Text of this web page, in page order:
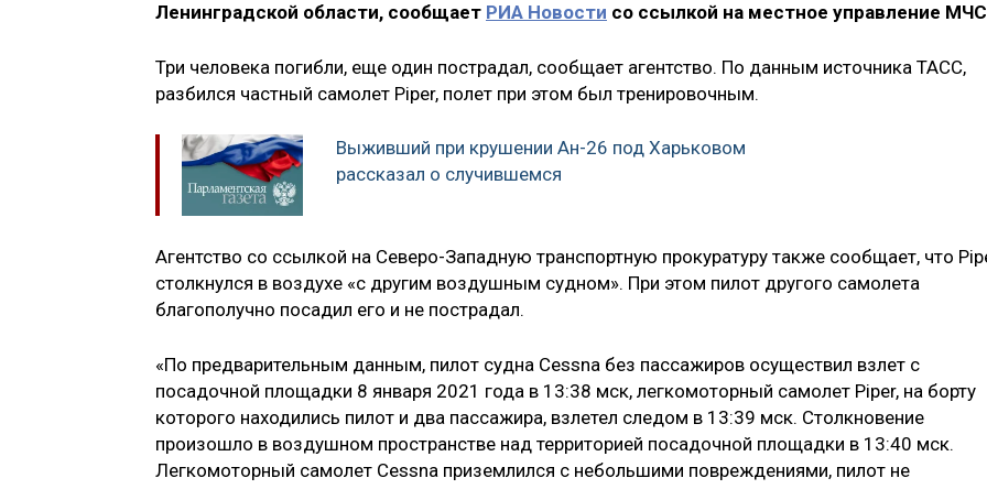
Ленинградской области, сообщает РИА Новости со ссылкой на местное управление
Три человека погибли, еще один пострадал, сообщает агентство. По данным источника ТАСС,
разбился частный самолет Piper, полет при этом был тренировочным.
Выживший при крушении Ан-26 под Харьковом
рассказал о случившемся
Агентство со ссылкой на Северо-Западную транспортную прокуратуру также сообщает, что
столкнулся в воздухе «с другим воздушным судном». При этом пилот другого самолета
благополучно посадил его и не пострадал.
«По предварительным данным, пилот судна Cessna без пассажиров осуществил взлет с
посадочной площадки 8 января 2021 года в 13:38 мск, легкомоторный самолет Piper, на борту
которого находились пилот и два пассажира, взлетел следом в 13:39 мск. Столкновение
произошло в воздушном пространстве над территорией посадочной площадки в 13:40 мск.
Легкомоторный самолет Cessna приземлился с небольшими повреждениями, пилот не